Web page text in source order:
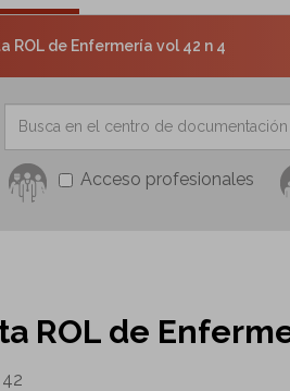
ROL de Enfermería vol 42 n 4
Acceso profesionales
ROL de
42